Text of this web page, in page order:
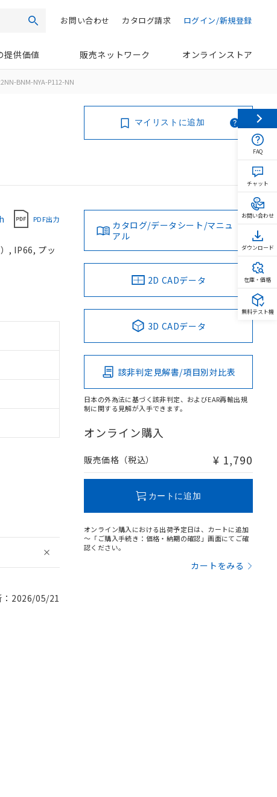
検索 ログイン/新規登録
カタログ請求
お問い合わせ
提供価値 販売ネットワーク オンラインストア
BNM-NYA-P112-NN
マイリストに追加
PDF出力
, IP66, プッ
：2026/05/21
カタログ/データシート/マニュ
アル
2D CADデータ
3D CADデータ
該非判定見解書/項目別対比表
日本の外為法に基づく該非判定、およびEAR再輸出規
制に関する見解が入手できます。
オンライン購入
販売価格（税込） ¥ 1,790
カートに追加
オンライン購入における出荷予定日は、カートに追加
～「ご購入手続き：価格・納期の確認」画面にてご確
認ください。
カートをみる
FAQ
チャット
お問い合わせ
ダウンロード
在庫・価格
無料テスト機